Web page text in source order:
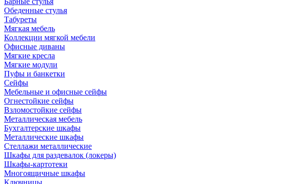
Обеденные стулья
Табуреты
Мягкая мебель
Коллекции мягкой мебели
Офисные диваны
Мягкие кресла
Мягкие модули
Пуфы и банкетки
Сейфы
Мебельные и офисные сейфы
Огнестойкие сейфы
Взломостойкие сейфы
Металлическая мебель
Бухгалтерские шкафы
Металлические шкафы
Стеллажи металлические
Шкафы для раздевалок (локеры)
Шкафы-картотеки
Многоящичные шкафы
Ключницы